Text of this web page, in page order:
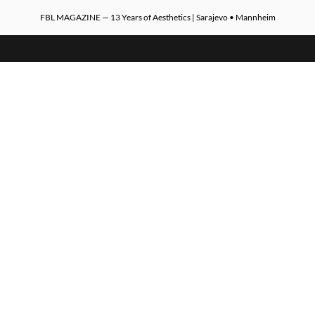
FBL MAGAZINE — 13 Years of Aesthetics | Sarajevo • Mannheim